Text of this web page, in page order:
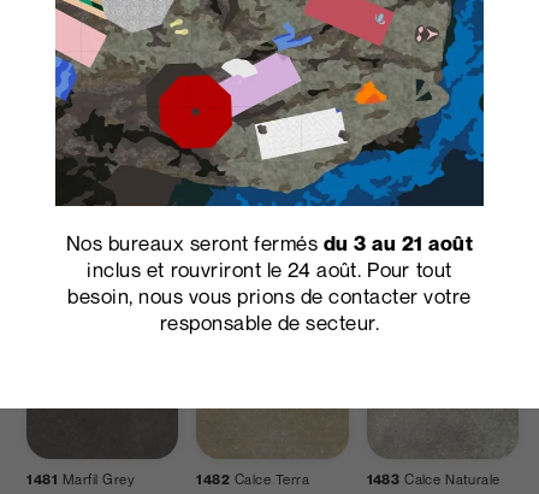
Iberica Chiara Iberica Cenere Marfil Ivory
1481 Marfil Grey 1482 Calce Terra 1483 Calce Naturale
Nos bureaux seront fermés du 3 au 21 août
inclus et rouvriront le 24 août. Pour tout
besoin, nous vous prions de contacter votre
responsable de secteur.